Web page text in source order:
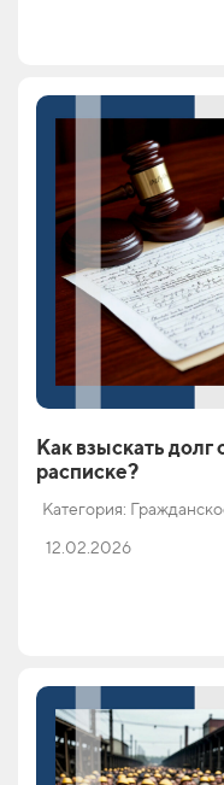
Как взыскать
расписке?
Категория:
12.02.2026